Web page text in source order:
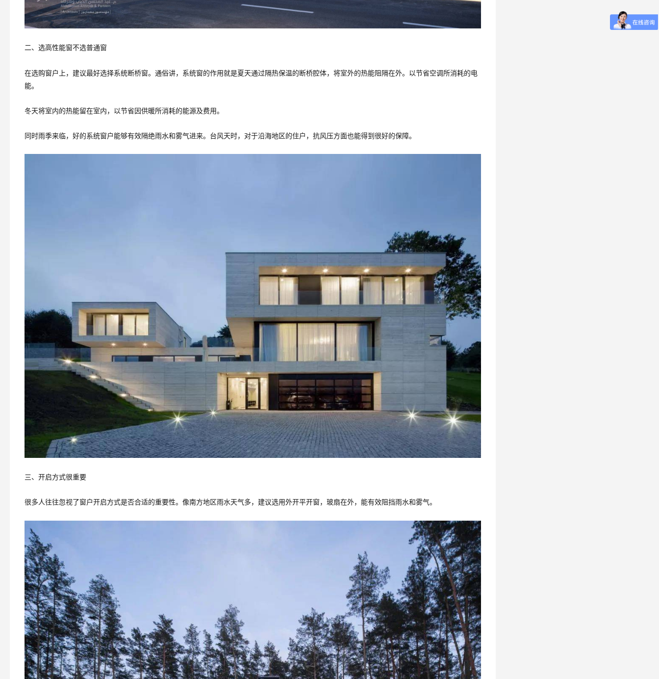
二、选高性能窗不选普通窗
在选购窗户上，建议最好选择系统断桥窗。通俗讲，系统窗的作用就是夏天通过隔热保温的断桥腔体，将室外的热能阻隔在外。以节省空调所消耗的电
能。
冬天将室内的热能留在室内，以节省因供暖所消耗的能源及费用。
同时雨季来临，好的系统窗户能够有效隔绝雨水和雾气进来。台风天时，对于沿海地区的住户，抗风压方面也能得到很好的保障。
三、开启方式很重要
很多人往往忽视了窗户开启方式是否合适的重要性。像南方地区雨水天气多，建议选用外开平开窗，玻扇在外，能有效阻挡雨水和雾气。